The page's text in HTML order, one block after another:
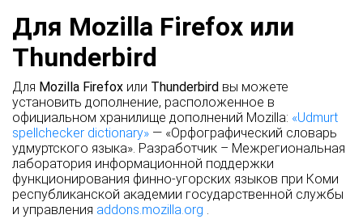
Для Mozilla Firefox или
Thunderbird
Для Mozilla Firefox или Thunderbird вы можете
установить дополнение, расположенное в
официальном хранилище дополнений Mozilla: «Udmurt
spellchecker dictionary» — «Орфографический словарь
удмуртского языка». Разработчик – Межрегиональная
лаборатория информационной поддержки
функционирования финно-угорских языков при Коми
республиканской академии государственной службы
и управления addons.mozilla.org .